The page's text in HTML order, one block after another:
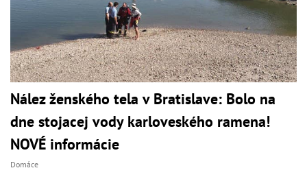
Nález ženského tela v Bratislave: Bolo na
dne stojacej vody karloveského ramena!
NOVÉ informácie
Domáce